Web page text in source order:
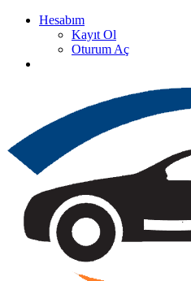
Hesabım
Kayıt Ol
Oturum Aç